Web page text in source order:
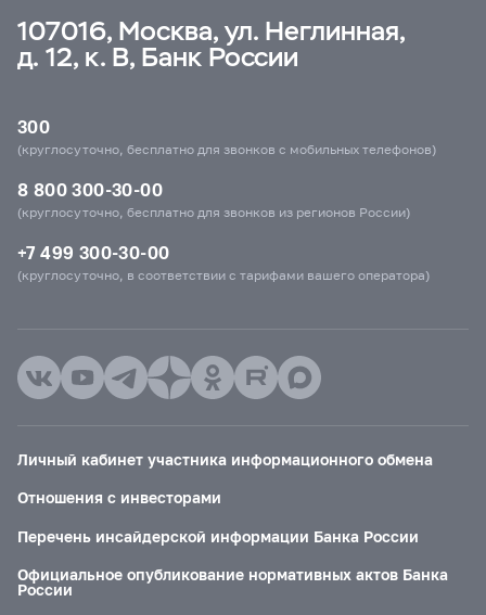
107016, Москва, ул. Неглинная,
д. 12, к. В, Банк России
300
(круглосуточно, бесплатно для звонков с мобильных телефонов)
8 800 300-30-00
(круглосуточно, бесплатно для звонков из регионов России)
+7 499 300-30-00
(круглосуточно, в соответствии с тарифами вашего оператора)
Личный кабинет участника информационного обмена
Отношения с инвесторами
Перечень инсайдерской информации Банка России
Официальное опубликование нормативных актов Банка
России